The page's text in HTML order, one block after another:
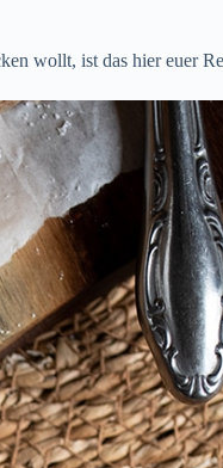
wollt, ist das hier euer